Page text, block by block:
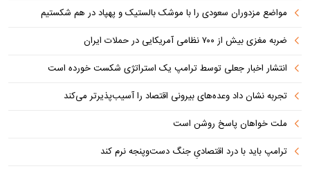
مواضع مزدوران سعودی را با موشک بالستیک و پهپاد در هم شکستیم
ضربه مغزی بیش از ۷۰۰ نظامی آمریکایی در حملات ایران
انتشار اخبار جعلی توسط ترامپ یک استراتژی شکست خورده است
تجربه نشان داد وعده‌های بیرونی اقتصاد را آسیب‌پذیرتر می‌کند
ملت خواهان پاسخ روشن است
ترامپ باید با درد اقتصادیِ جنگ دست‌و‌پنجه نرم کند